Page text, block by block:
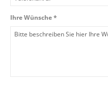
Ihre Wünsche *